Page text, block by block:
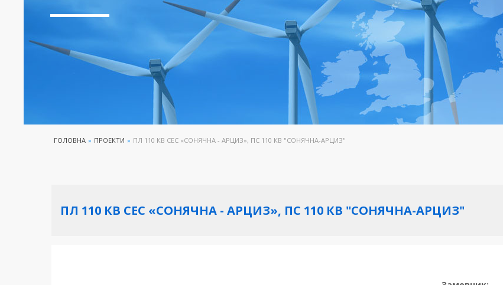
ГОЛОВНА » ПРОЕКТИ » ПЛ 110 КВ СЕС «СОНЯЧНА - АРЦИЗ», ПС 110 КВ "СОНЯЧНА-АРЦИЗ"
ПЛ 110 КВ СЕС «СОНЯЧНА - АРЦИЗ», ПС 110 КВ "СОНЯЧНА-АРЦИЗ"